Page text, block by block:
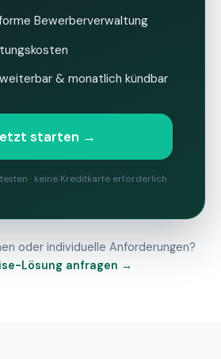
Bewerberverwaltung
& monatlich kündbar
starten →
· keine Kreditkarte erforderlich
oder individuelle Anforderungen?
Lösung anfragen →